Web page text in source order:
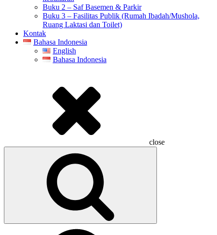
Buku 2 – Saf Basemen & Parkir
Buku 3 – Fasilitas Publik (Rumah Ibadah/Mushola,
Ruang Laktasi dan Toilet)
Kontak
Bahasa Indonesia
English
Bahasa Indonesia
close